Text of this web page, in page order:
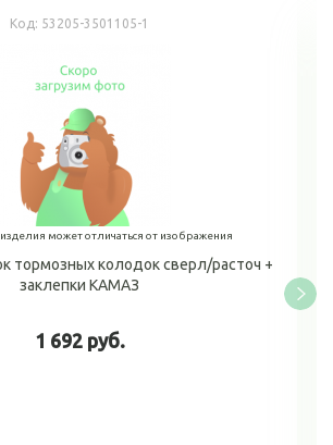
Код: 53205-3501105-1
может отличаться от изображения
тормозных колодок сверл/расточ +
заклепки КАМАЗ
1 692 руб.